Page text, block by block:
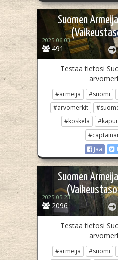
Suomen
491
2025-06-03
Testaa tietosi
#armeija #suomi
#arvomerkit
#koskela
Jaa
Suomen
2096
2025-05-23
Testaa tietosi
#armeija #suomi